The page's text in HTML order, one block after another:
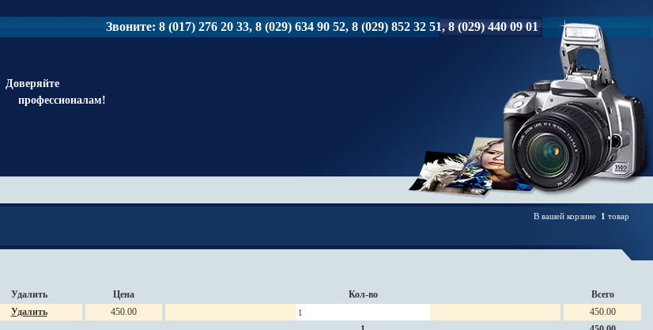
Звоните: 8 (017) 276 20 33, 8 (029) 634 90 52, 8 (029) 852 32 51, 8 (029) 440 09 01
Доверяйте
профессионалам!
В вашей корзине 1 товар
Удалить Цена Кол-во
Всего
Удалить 450.00
450.00